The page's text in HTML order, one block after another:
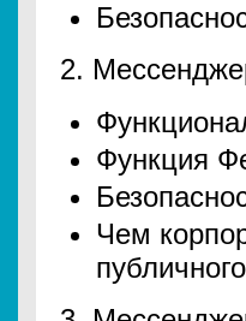
2.
Функция
Чем
публичного